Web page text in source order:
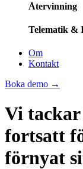
Återvinning
Telematik &
Om
Kontakt
Boka demo →
Vi
fortsatt
förnyat